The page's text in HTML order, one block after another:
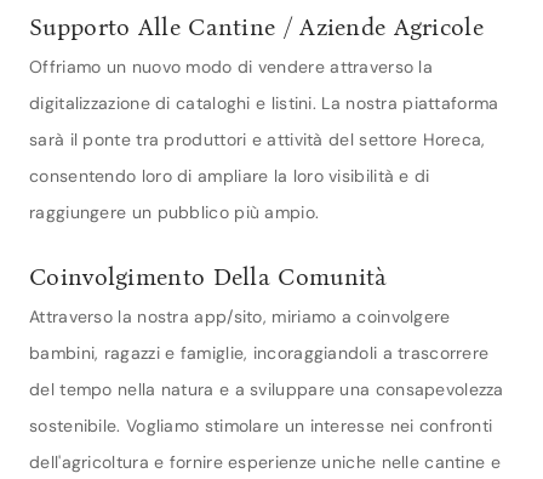
Supporto Alle Cantine / Aziende Agricole
Offriamo un nuovo modo di vendere attraverso la
digitalizzazione di cataloghi e listini. La nostra piattaforma
sarà il ponte tra produttori e attività del settore Horeca,
consentendo loro di ampliare la loro visibilità e di
raggiungere un pubblico più ampio.
Coinvolgimento Della Comunità
Attraverso la nostra app/sito, miriamo a coinvolgere
bambini, ragazzi e famiglie, incoraggiandoli a trascorrere
del tempo nella natura e a sviluppare una consapevolezza
sostenibile. Vogliamo stimolare un interesse nei confronti
dell'agricoltura e fornire esperienze uniche nelle cantine e